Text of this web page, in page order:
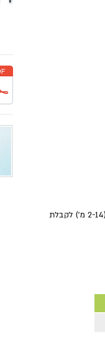
עדשה ייעודית להתאמה לגובה ההתקנה הנדרש (2-14 מ׳) לקבלת